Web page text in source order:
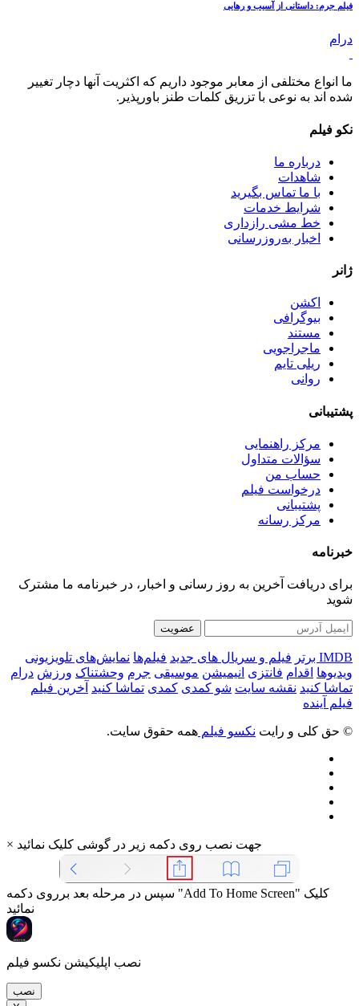
فیلم جرم: داستانی از آسیب و رهایی
درام
ما انواع مختلفی از معابر موجود داریم که اکثریت آنها دچار تغییر
شده اند به نوعی با تزریق کلمات طنز باورپذیر.
نکو فیلم
درباره ما
شاهدات
با ما تماس بگیرید
شرایط خدمات
خط مشی رازداری
اخبار به‌روزرسانی
ژانر
اکشن
بیوگرافی
مستند
ماجراجویی
ریلی تایم
روانی
پشتیبانی
مرکز راهنمایی
سؤالات متداول
حساب من
درخواست فیلم
پشتیبانی
مرکز رسانه
خبرنامه
برای دریافت آخرین به روز رسانی و اخبار، در خبرنامه ما مشترک
شوید
عضویت
IMDB برتر فیلم و سریال های جدید فیلم‌ها نمایش‌های تلویزیونی
ویدیوها اقدام فانتزی انیمیشن موسیقی جرم وحشتناک ورزش درام
تماشا کنید نقشه سایت شو کمدی کمدی تماشا کنید آخرین فیلم
فیلم آینده
© حق کلی و رایت نکسو فیلم همه حقوق سایت.
× جهت نصب روی دکمه زیر در گوشی کلیک نمائید
سپس در مرحله بعد برروی دکمه "Add To Home Screen" کلیک
نمائید
نصب اپلیکیشن نکسو فیلم
نصب